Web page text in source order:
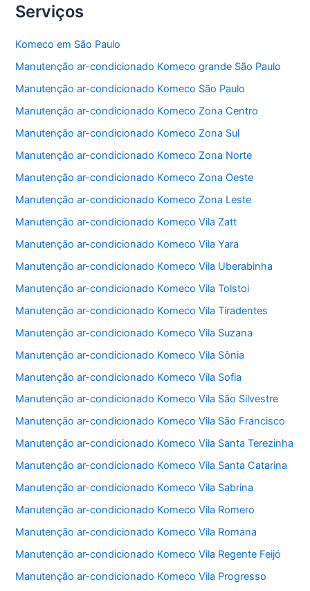
c
e
b
o
o
k
itt
er s
A
p
p
Serviços
Komeco em São Paulo
Manutenção ar-condicionado Komeco grande São Paulo
Manutenção ar-condicionado Komeco São Paulo
Manutenção ar-condicionado Komeco Zona Centro
Manutenção ar-condicionado Komeco Zona Sul
Manutenção ar-condicionado Komeco Zona Norte
Manutenção ar-condicionado Komeco Zona Oeste
Manutenção ar-condicionado Komeco Zona Leste
Manutenção ar-condicionado Komeco Vila Zatt
Manutenção ar-condicionado Komeco Vila Yara
Manutenção ar-condicionado Komeco Vila Uberabinha
Manutenção ar-condicionado Komeco Vila Tolstoi
Manutenção ar-condicionado Komeco Vila Tiradentes
Manutenção ar-condicionado Komeco Vila Suzana
Manutenção ar-condicionado Komeco Vila Sônia
Manutenção ar-condicionado Komeco Vila Sofia
Manutenção ar-condicionado Komeco Vila São Silvestre
Manutenção ar-condicionado Komeco Vila São Francisco
Manutenção ar-condicionado Komeco Vila Santa Terezinha
Manutenção ar-condicionado Komeco Vila Santa Catarina
Manutenção ar-condicionado Komeco Vila Sabrina
Manutenção ar-condicionado Komeco Vila Romero
Manutenção ar-condicionado Komeco Vila Romana
Manutenção ar-condicionado Komeco Vila Regente Feijó
Manutenção ar-condicionado Komeco Vila Progresso